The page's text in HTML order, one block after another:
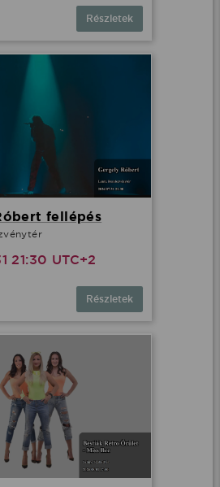
Részletek
fellépés
21:30 UTC+2
Részletek